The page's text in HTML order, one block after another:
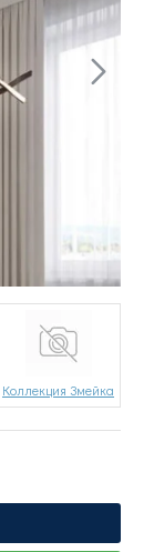
Коллекция Змейка